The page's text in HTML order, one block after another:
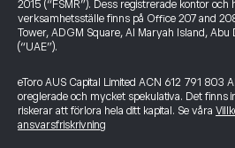
2015 (“FSMR”). Dess registrerade kontor och
verksamhetsställe finns på Office 207 and
Tower, ADGM Square, Al Maryah Island, Abu
(“UAE”).
eToro AUS Capital Limited ACN 612 791 803
oreglerade och mycket spekulativa. Det finns
riskerar att förlora hela ditt kapital. Se våra
ansvarsfriskrivning